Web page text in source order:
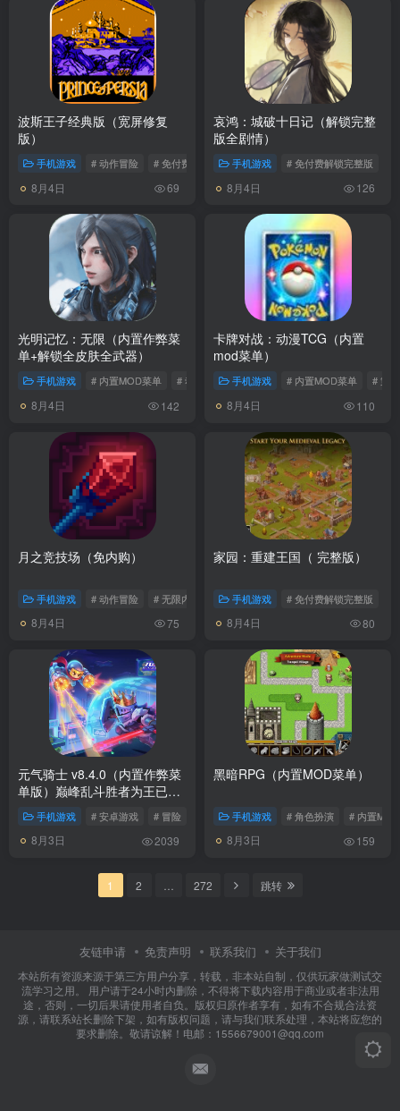
波斯王子经典版（宽屏修复
版）
手机游戏 # 动作冒险 # 免付费解锁完整版
8月4日 69
哀鸿：城破十日记（解锁完整
版全剧情）
手机游戏 # 免付费解锁完整版
8月4日 126
光明记忆：无限（内置作弊菜
单+解锁全皮肤全武器）
手机游戏 # 内置MOD菜单 # 动作冒险 # 免付费解锁完整版
8月4日 142
卡牌对战：动漫TCG（内置
mod菜单）
手机游戏 # 内置MOD菜单 # 策
8月4日 110
月之竞技场（免内购）
手机游戏 # 动作冒险 # 无限内购
8月4日 75
家园：重建王国（ 完整版）
手机游戏 # 免付费解锁完整版
8月4日 80
元气骑士 v8.4.0（内置作弊菜
单版）巅峰乱斗胜者为王已上
线全新PVP玩法开启！新角色
上线！
手机游戏 # 安卓游戏 # 冒险 # 动作
8月3日 2039
黑暗RPG（内置MOD菜单）
手机游戏 # 角色扮演 # 内置
8月3日 159
1 2 272 跳转
友链申请 免责声明 联系我们 关于我们
本站所有资源来源于第三方用户分享，转载，非本站自制，仅供玩家做测试交
流学习之用。 用户请于24小时内删除，不得将下载内容用于商业或者非法用
途，否则，一切后果请使用者自负。版权归原作者享有，如有不合规合法资
源，请联系站长删除下架，如有版权问题，请与我们联系处理，本站将应您的
要求删除。敬请谅解！电邮：1556679001@qq.com